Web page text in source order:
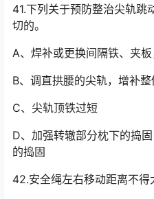
41.下列关于预防整治尖轨
切的。
A、焊补或更换间隔铁、夹
B、调直拱腰的尖轨，增补
C、尖轨顶铁过短
D、加强转辙部分枕下的捣
的捣固
42.安全绳左右移动距离不